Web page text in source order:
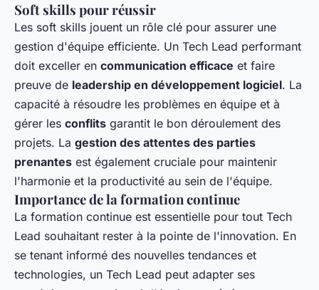
Soft skills pour réussir
Les soft skills jouent un rôle clé pour assurer une
gestion d'équipe efficiente. Un Tech Lead performant
doit exceller en communication efficace et faire
preuve de leadership en développement logiciel. La
capacité à résoudre les problèmes en équipe et à
gérer les conflits garantit le bon déroulement des
projets. La gestion des attentes des parties
prenantes est également cruciale pour maintenir
l'harmonie et la productivité au sein de l'équipe.
Importance de la formation continue
La formation continue est essentielle pour tout Tech
Lead souhaitant rester à la pointe de l'innovation. En
se tenant informé des nouvelles tendances et
technologies, un Tech Lead peut adapter ses